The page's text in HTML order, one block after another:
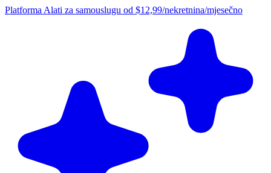
Platforma Alati za samouslugu od $12,99/nekretnina/mjesečno